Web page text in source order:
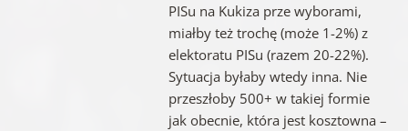
PISu na Kukiza prze wyborami,
miałby też trochę (może 1-2%) z
elektoratu PISu (razem 20-22%).
Sytuacja byłaby wtedy inna. Nie
przeszłoby 500+ w takiej formie
jak obecnie, która jest kosztowna –